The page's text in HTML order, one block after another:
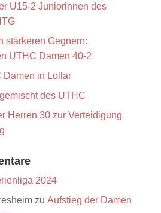
U15-2 Juniorinnen des
stärkeren Gegnern:
UTHC Damen 40-2
Damen in Lollar
des UTHC
Herren 30 zur Verteidigung
2024
zu Aufstieg der Damen